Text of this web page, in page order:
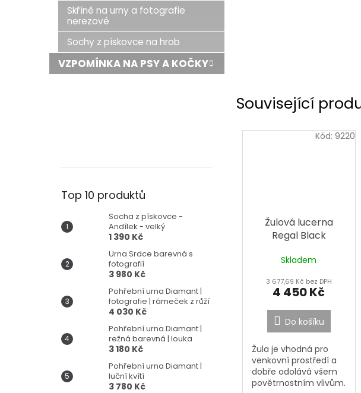
Skříně na urny a fotografie
nerezové
Sochy z pískovce na hrob
VZPOMÍNKA NA PSY A KOČKY
Top 10 produktů
Socha z pískovce -
Andílek - velký
1 390 Kč
Urna Srdce barevná s
fotografií
3 980 Kč
Pohřební urna Diamant |
fotografie | rámeček z růží
4 030 Kč
Pohřební urna Diamant |
režná barevná | louka
3 180 Kč
Pohřební urna Diamant |
luční kvítí
3 780 Kč
Související
Žulová lucerna
Regal Black
Skladem
3 677,69 Kč bez DPH
4 450 Kč
Do košíku
Žula je vhodná pro
venkovní prostředí a
dobře odolává všem
povětrnostním vlivům.
Kód: 9220